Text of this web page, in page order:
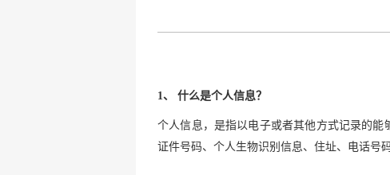
1、 什么是个人信息？
个人信息，是指以电子或者其他方式记录的
证件号码、个人生物识别信息、住址、电话号码